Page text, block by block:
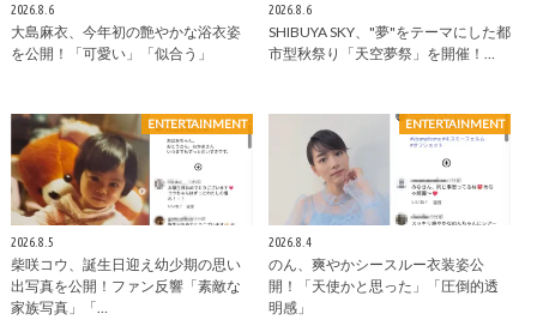
2026.8.6
大島麻衣、今年初の艶やかな浴衣姿
を公開！「可愛い」「似合う」
2026.8.6
SHIBUYA SKY、"夢"をテーマにした都
市型秋祭り「天空夢祭」を開催！…
ENTERTAINMENT
2026.8.5
柴咲コウ、誕生日迎え幼少期の思い
出写真を公開！ファン反響「素敵な
家族写真」「…
ENTERTAINMENT
2026.8.4
のん、爽やかシースルー衣装姿公
開！「天使かと思った」「圧倒的透
明感」